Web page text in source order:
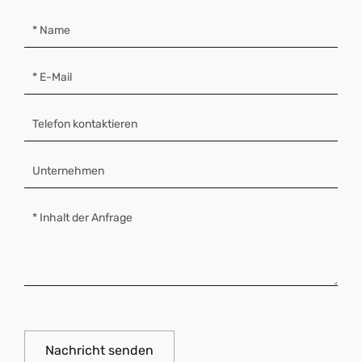
Nachricht senden